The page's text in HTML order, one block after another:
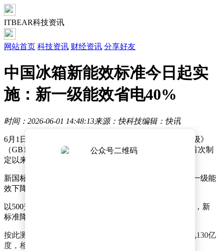
ITBEAR科技资讯
网站首页 科技资讯 财经资讯 分享好友
中国冰箱新能效标准今日起实
施：新一级能效省电40%
时间：2026-06-01 14:48:13来源：快科技编辑：快讯
6月1日消息，新版《家用电冰箱耗电量限定值及能效等级》
（GB12021.2—2025）正式实施，这是该标准自1989年首次制
定以来的第五次修订，堪称十年最严能效新规。
新国标核心指标大幅升级，新一级能效产品耗电量较原一级能
效下降40%，彻底重构行业竞争格局。
以500升对开门冰箱为例，现行一级能效日均耗电0.92度，新
标准降至0.55度，降幅达40%。
按此测算，单台冰箱年省电约135度，全行业每年可节电130亿
度，相当于三峡水电站一个半月发电量。